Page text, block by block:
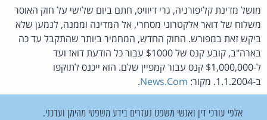
מושל מדינת קליפורניה, גרי דיוויס, חתם ביום שלישי על חוק האוסר
משלוח של דואר אלקטרוני מסחרי, אל המדינה וממנה, לנמען שלא
ביקש זאת במפורש. החוק החדש, המחמיר ביותר שהתקבל עד כה
בארה"ב, קובע קנס של $1000 עבור כל הודעת דואז ועד
ל-$1,000,000 קנס עבור קמפיין שלם. הוא ייכנס לתוקפו
ב-1.1.2004. מקור:
News.Com
.
אלפי עורכי דין ואנשי משפט נעזרים בידע משפטי מהימן ועדכני.